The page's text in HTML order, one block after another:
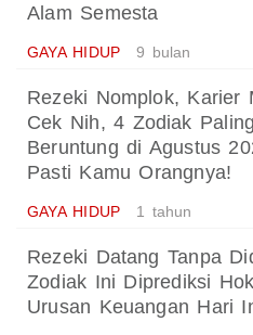
Alam Semesta
GAYA HIDUP 9 bulan
Rezeki Nomplok, Karier
Cek Nih, 4 Zodiak Paling
Beruntung di Agustus
Pasti Kamu Orangnya!
GAYA HIDUP 1 tahun
Rezeki Datang Tanpa
Zodiak Ini Diprediksi
Urusan Keuangan Hari